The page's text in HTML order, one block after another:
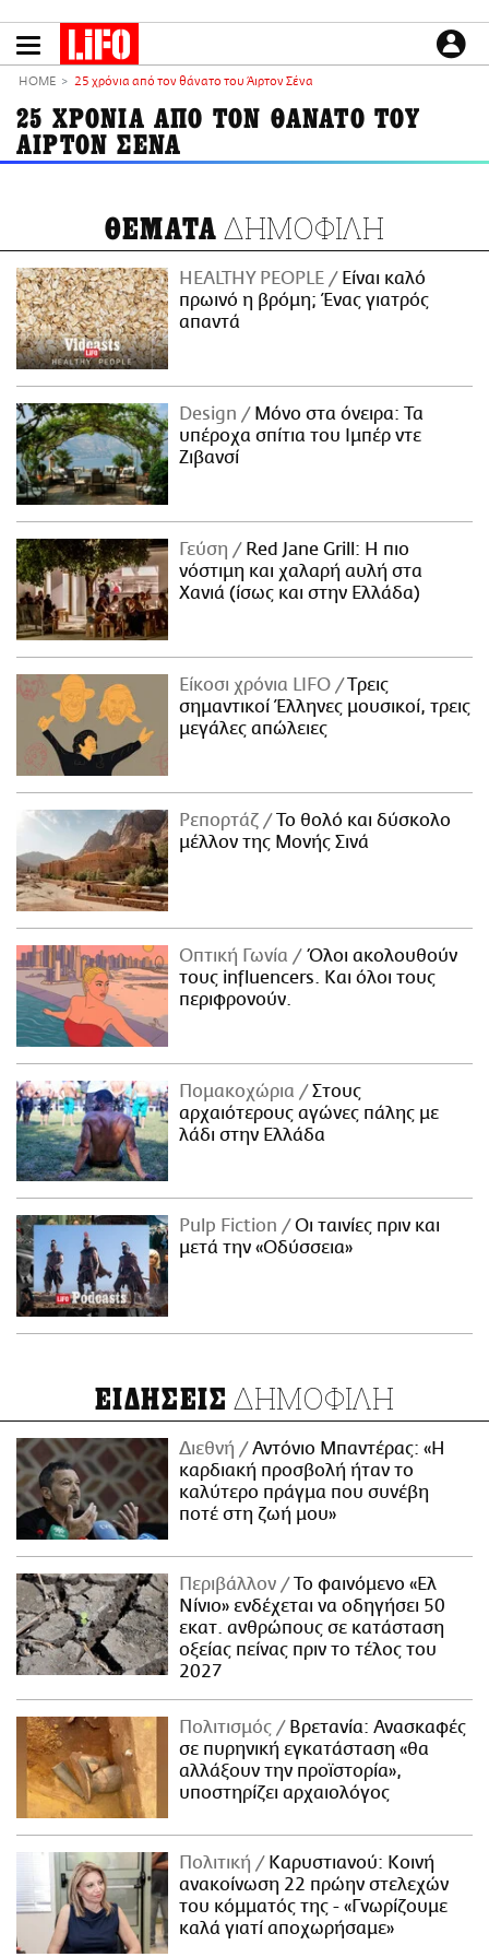
το
κυρίως
LIFO SHOP
NEWSLETTER
ΜΙΚΡΟΠΡΑΓΜΑΤΑ
THE GOOD LIFO
LIFOLAND
CITY GUIDE
ΑΜΠΑ
PRINT
ΕΙΔΗΣΕΙΣ
CULTURE
ΑΠΟΨΕΙΣ
PODCASTS
Plus
HOME 25 χρόνια από τον θάνατο του Άιρτον Σένα
25 ΧΡΟΝΙΑ ΑΠΟ ΤΟΝ ΘΑΝΑΤΟ ΤΟΥ
ΑΙΡΤΟΝ ΣΕΝΑ
ΘΕΜΑΤΑ ΔΗΜΟΦΙΛΗ
HEALTHY PEOPLE
Είναι καλό
πρωινό η βρόμη; Ένας γιατρός
απαντά
Design
Μόνο στα όνειρα: Τα
υπέροχα σπίτια του Ιμπέρ ντε
Ζιβανσί
Γεύση
Red Jane Grill: Η πιο
νόστιμη και χαλαρή αυλή στα
Χανιά (ίσως και στην Ελλάδα)
Είκοσι χρόνια LIFO
Tρεις
σημαντικοί Έλληνες μουσικοί, τρεις
μεγάλες απώλειες
Ρεπορτάζ
Το θολό και δύσκολο
μέλλον της Μονής Σινά
Οπτική Γωνία
Όλοι ακολουθούν
τους influencers. Και όλοι τους
περιφρονούν.
Πομακοχώρια
Στους
αρχαιότερους αγώνες πάλης με
λάδι στην Ελλάδα
Pulp Fiction
Οι ταινίες πριν και
μετά την «Οδύσσεια»
ΕΙΔΗΣΕΙΣ ΔΗΜΟΦΙΛΗ
Διεθνή
Αντόνιο Μπαντέρας: «Η
καρδιακή προσβολή ήταν το
καλύτερο πράγμα που συνέβη
ποτέ στη ζωή μου»
Περιβάλλον
Το φαινόμενο «Ελ
Νίνιο» ενδέχεται να οδηγήσει 50
εκατ. ανθρώπους σε κατάσταση
οξείας πείνας πριν το τέλος του
2027
Πολιτισμός
Βρετανία: Ανασκαφές
σε πυρηνική εγκατάσταση «θα
αλλάξουν την προϊστορία»,
υποστηρίζει αρχαιολόγος
Πολιτική
Καρυστιανού: Κοινή
ανακοίνωση 22 πρώην στελεχών
του κόμματός της - «Γνωρίζουμε
καλά γιατί αποχωρήσαμε»